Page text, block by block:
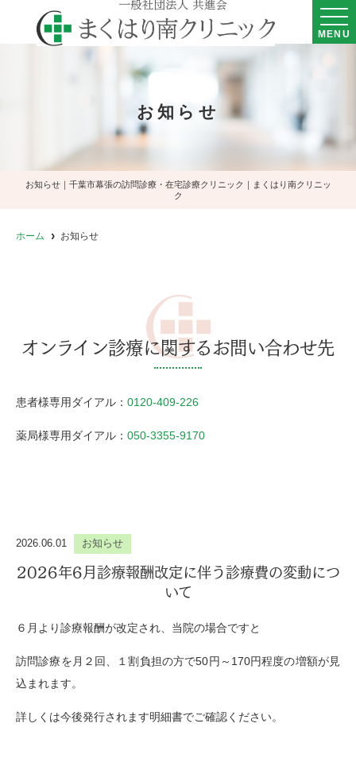
MENU
お知らせ
お知らせ｜千葉市幕張の訪問診療・在宅診療クリニック｜まくはり南クリニッ
ク
ホーム お知らせ
オンライン診療に関するお問い合わせ先
患者様専用ダイアル： 0120-409-226
薬局様専用ダイアル： 050-3355-9170
2026.06.01 お知らせ
2026年6月診療報酬改定に伴う診療費の変動につ
いて
６月より診療報酬が改定され、当院の場合ですと
訪問診療を月２回、１割負担の方で50円～170円程度の増額が見
込まれます。
詳しくは今後発行されます明細書でご確認ください。